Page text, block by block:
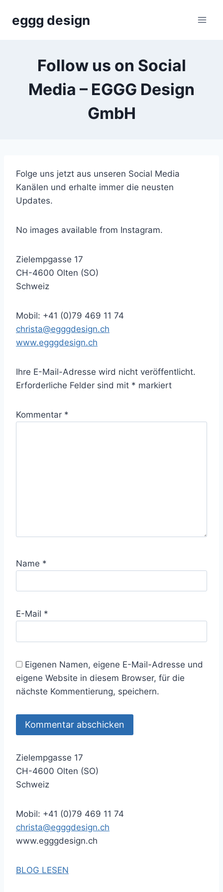
eggg design
Follow us on Social
Media – EGGG Design
GmbH
Folge uns jetzt aus unseren Social Media
Kanälen und erhalte immer die neusten
Updates.
No images available from Instagram.
Zielempgasse 17
CH-4600 Olten (SO)
Schweiz
Mobil: +41 (0)79 469 11 74
christa@egggdesign.ch
www.egggdesign.ch
Ihre E-Mail-Adresse wird nicht veröffentlicht.
Erforderliche Felder sind mit * markiert
Kommentar *
Name *
E-Mail *
Eigenen Namen, eigene E-Mail-Adresse und
eigene Website in diesem Browser, für die
nächste Kommentierung, speichern.
Zielempgasse 17
CH-4600 Olten (SO)
Schweiz
Mobil: +41 (0)79 469 11 74
christa@egggdesign.ch
www.egggdesign.ch
BLOG LESEN